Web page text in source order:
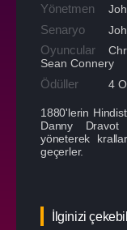
Yönetmen
Senaryo
Oyuncular
Sean Connery
Ödüller 4
1880'lerin
Danny Dravot
yöneterek
geçerler.
İlginizi